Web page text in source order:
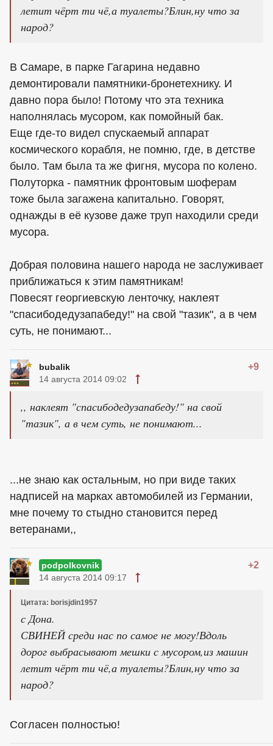
летит чёрт ти чё,а туалеты?Блин,ну что за
народ?
В Самаре, в парке Гагарина недавно
демонтировали памятники-бронетехнику. И
давно пора было! Потому что эта техника
наполнялась мусором, как помойный бак.
Еще где-то видел спускаемый аппарат
космического корабля, не помню, где, в детстве
было. Там была та же фигня, мусора по колено.
Полуторка - памятник фронтовым шоферам
тоже была загажена капитально. Говорят,
однажды в её кузове даже труп находили среди
мусора.
Добрая половина нашего народа не заслуживает
приближаться к этим памятникам!
Повесят георгиевскую ленточку, наклеят
"спасибодедузапабеду!" на свой "тазик", а в чем
суть, не понимают...
bubalik +9
14 августа 2014 09:02
,, наклеят "спасибодедузапабеду!" на свой
"тазик", а в чем суть, не понимают...
...не знаю как остальным, но при виде таких
надписей на марках автомобилей из Германии,
мне почему то стыдно становится перед
ветеранами,,
podpolkovnik +2
14 августа 2014 09:17
Цитата: borisjdin1957
с Дона.
СВИНЕЙ среди нас по самое не могу!Вдоль
дорог выбрасывают мешки с мусором,из машин
летит чёрт ти чё,а туалеты?Блин,ну что за
народ?
Согласен полностью!